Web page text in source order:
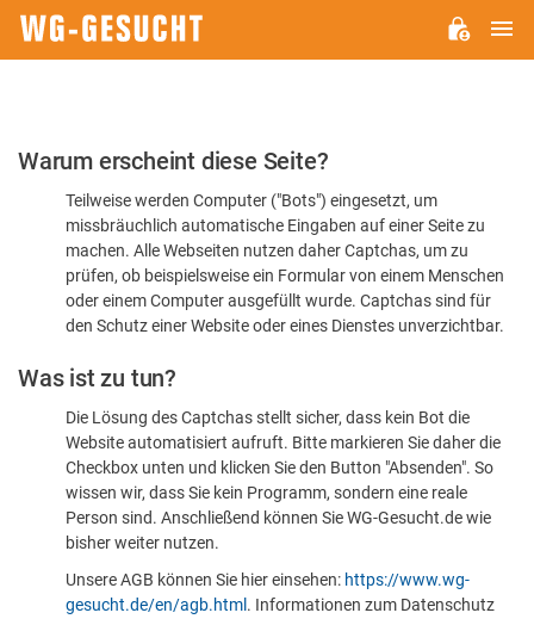
Bitte
dass
sind
Warum erscheint diese Seite?
Teilweise werden Computer ("Bots") eingesetzt, um
missbräuchlich automatische Eingaben auf einer Seite zu
machen. Alle Webseiten nutzen daher Captchas, um zu
prüfen, ob beispielsweise ein Formular von einem Menschen
oder einem Computer ausgefüllt wurde. Captchas sind für
den Schutz einer Website oder eines Dienstes unverzichtbar.
Was ist zu tun?
Die Lösung des Captchas stellt sicher, dass kein Bot die
Website automatisiert aufruft. Bitte markieren Sie daher die
Checkbox unten und klicken Sie den Button "Absenden". So
wissen wir, dass Sie kein Programm, sondern eine reale
Person sind. Anschließend können Sie WG-Gesucht.de wie
bisher weiter nutzen.
Unsere AGB können Sie hier einsehen: https://www.wg-
gesucht.de/en/agb.html . Informationen zum Datenschutz